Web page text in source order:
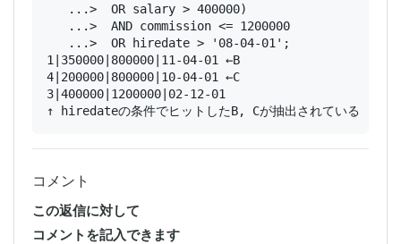
   ...>  OR salary > 400000)
   ...>  AND commission <= 1200000
   ...>  OR hiredate > '08-04-01';
1|350000|800000|11-04-01 ←B
4|200000|800000|10-04-01 ←C
3|400000|1200000|02-12-01
コメント
この返信に対して
コメントを記入できます